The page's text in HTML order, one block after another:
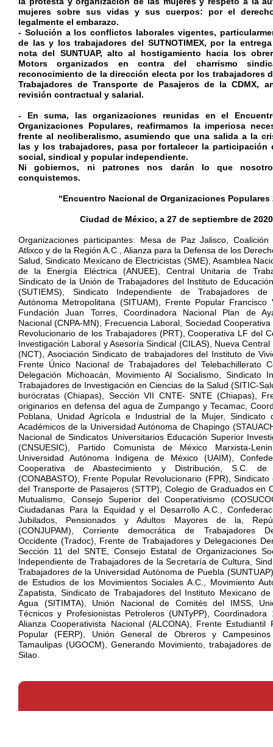
mujeres sobre sus vidas y sus cuerpos: por el
legalmente el embarazo.
- Solución a los conflictos laborales vigentes,
de las y los trabajadores del SUTNOTIMEX, por la
nota del SUNTUAP, alto al hostigamiento hacia los
Motors organizados en contra del charrismo
reconocimiento de la dirección electa por los trabajadores
Trabajadores de Transporte de Pasajeros de la CDMX,
revisión contractual y salarial.
- En suma, las organizaciones reunidas en el
Organizaciones Populares, reafirmamos la imperiosa
frente al neoliberalismo, asumiendo que una salida a la
las y los trabajadores, pasa por fortalecer la participación
social, sindical y popular independiente.
Ni gobiernos, ni patrones nos darán lo que
conquistemos.
“Encuentro Nacional de Organizaciones Populares
Ciudad de México, a 27 de septiembre de
Organizaciones participantes: Mesa de Paz Jalisco,
Atlixco y de la Región A.C., Alianza para la Defensa de los
Salud, Sindicato Mexicano de Electricistas (SME), Asamblea
de la Energía Eléctrica (ANUEE), Central Unitaria de
Sindicato de la Unión de Trabajadores del Instituto de
(SUTIEMS), Sindicato Independiente de Trabajadores
Autónoma Metropolitana (SITUAM), Frente Popular Francisco
Fundación Juan Torres, Coordinadora Nacional Plan de
Nacional (CNPA-MN), Frecuencia Laboral, Sociedad
Revolucionario de los Trabajadores (PRT), Cooperativa LF del
Investigación Laboral y Asesoría Sindical (CILAS), Nueva
(NCT), Asociación Sindicato de trabajadores del Instituto de
Frente Único Nacional de Trabajadores del Telebachillerato
Delegación Michoacán, Movimiento Al Socialismo, Sindicato
Trabajadores de Investigación en Ciencias de la Salud (SITIC-
burócratas (Chiapas), Sección VII CNTE- SNTE (Chiapas),
originarios en defensa del agua de Zumpango y Tecamac,
Poblana, Unidad Agrícola e Industrial de la Mujer, Sindicato
Académicos de la Universidad Autónoma de Chapingo
Nacional de Sindicatos Universitarios Educación Superior
(CNSUESIC), Partido Comunista de México Marxista-
Universidad Autónoma Indigena de México (UAIM),
Cooperativa de Abastecimiento y Distribución, S.C.
(CONABASTO), Frente Popular Revolucionario (FPR), Sindicato
del Transporte de Pasajeros (STTP), Colegio de Graduados en
Mutualismo, Consejo Superior del Cooperativismo
Ciudadanas Para la Equidad y el Desarrollo A.C.,
Jubilados, Pensionados y Adultos Mayores de la,
(CONJUPAM), Corriente democrática de Trabajadores
Occidente (Tradoc), Frente de Trabajadores y Delegaciones
Sección 11 del SNTE, Consejo Estatal de Organizaciones
Independiente de Trabajadores de la Secretaría de Cultura,
Trabajadores de la Universidad Autónoma de Puebla
de Estudios de los Movimientos Sociales A.C., Movimiento
Zapatista, Sindicato de Trabajadores del Instituto Mexicano
Agua (SITIMTA), Unión Nacional de Comités del IMSS,
Técnicos y Profesionistas Petroleros (UNTyPP),
Alianza Cooperativista Nacional (ALCONA), Frente Estudiantil
Popular (FERP), Unión General de Obreros y
Tamaulipas (UGOCM), Generando Movimiento, trabajadores
Silao.